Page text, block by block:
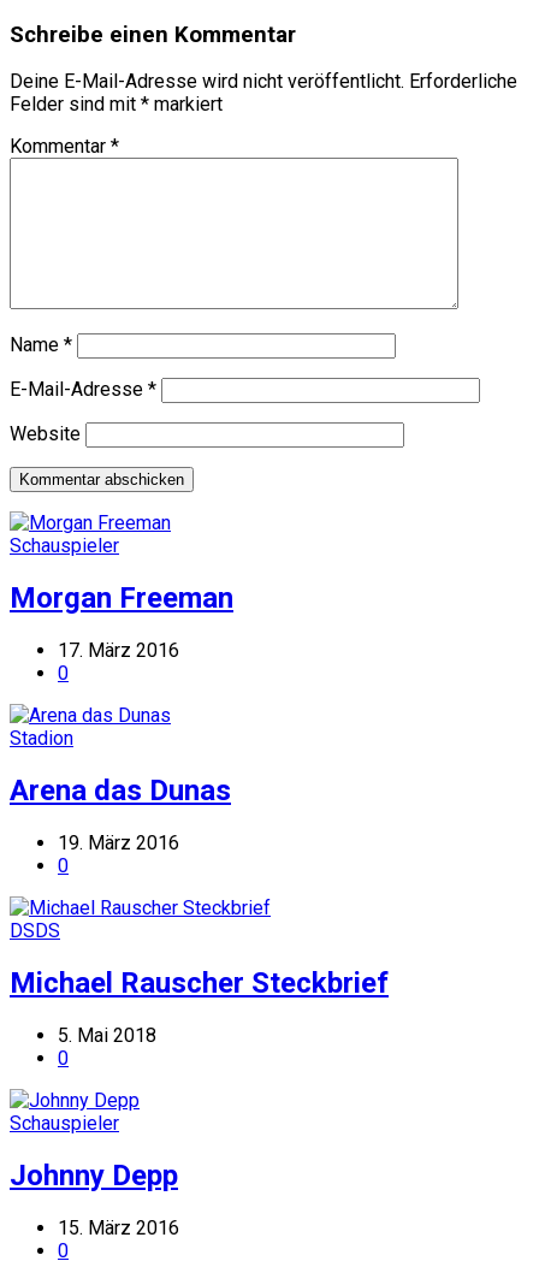
Schreibe einen Kommentar
Deine E-Mail-Adresse wird nicht veröffentlicht. Erforderliche
Felder sind mit * markiert
Kommentar *
Name *
E-Mail-Adresse *
Website
Schauspieler
Morgan Freeman
17. März 2016
0
Stadion
Arena das Dunas
19. März 2016
0
DSDS
Michael Rauscher Steckbrief
5. Mai 2018
0
Schauspieler
Johnny Depp
15. März 2016
0